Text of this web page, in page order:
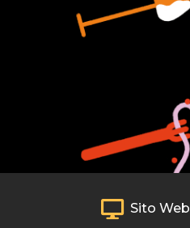
Sito Web